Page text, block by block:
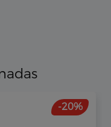
-20%